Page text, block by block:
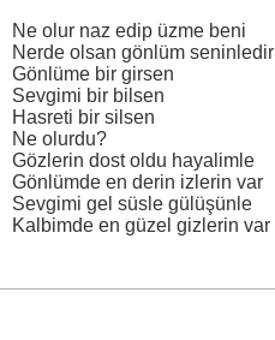
Ne olur naz edip üzme beni
Nerde olsan gönlüm seninledir
Gönlüme bir girsen
Sevgimi bir bilsen
Hasreti bir silsen
Ne olurdu?
Gözlerin dost oldu hayalimle
Gönlümde en derin izlerin var
Sevgimi gel süsle gülüşünle
Kalbimde en güzel gizlerin var